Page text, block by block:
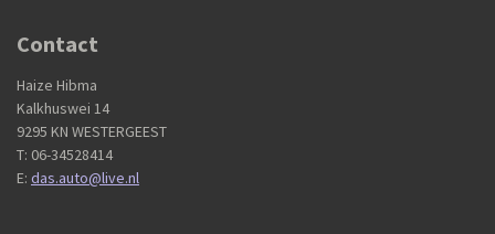
Contact
Haize Hibma
Kalkhuswei 14
9295 KN WESTERGEEST
T: 06-34528414
E: das.auto@live.nl